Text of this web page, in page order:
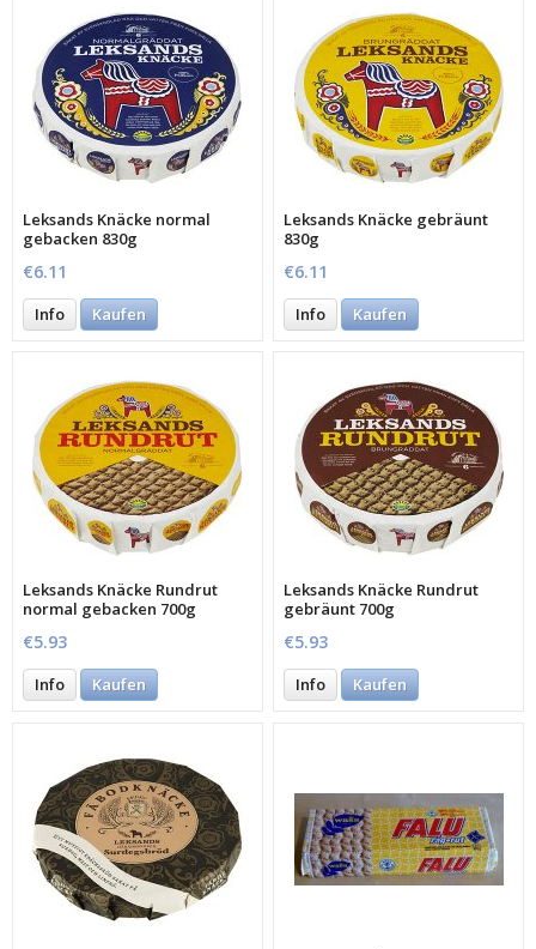
Leksands Knäcke normal
gebacken 830g
€6.11
Info Kaufen
Leksands Knäcke gebräunt
830g
€6.11
Info Kaufen
Leksands Knäcke Rundrut
normal gebacken 700g
€5.93
Info Kaufen
Leksands Knäcke Rundrut
gebräunt 700g
€5.93
Info Kaufen